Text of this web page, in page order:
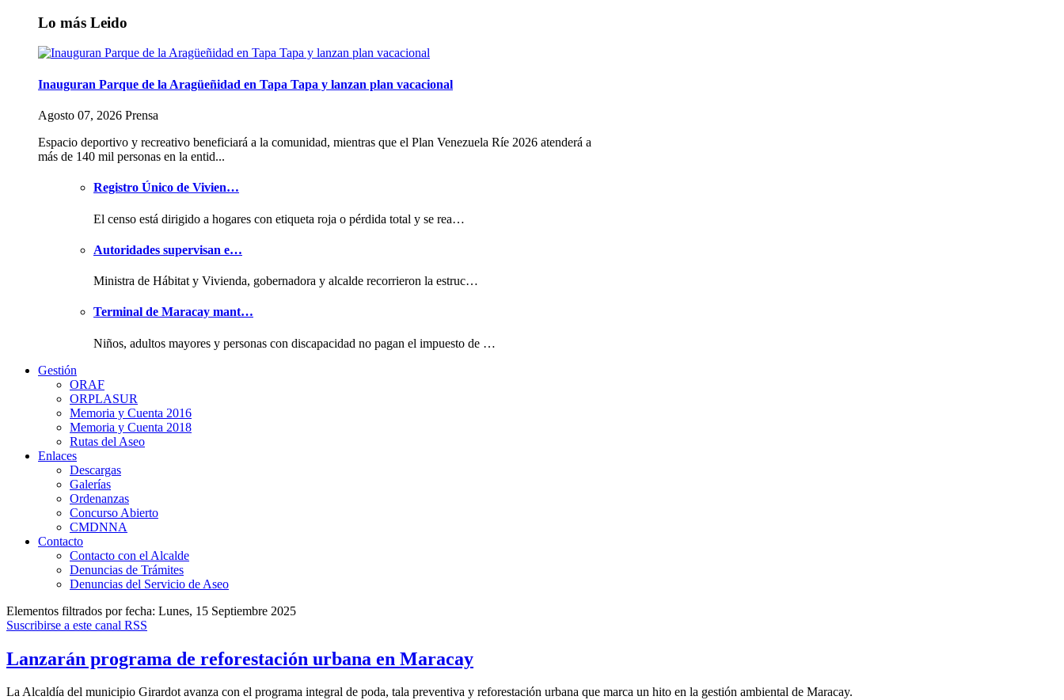
Lo más Leido
Inauguran Parque de la Aragüeñidad en Tapa Tapa y lanzan plan vacacional
Agosto 07, 2026 Prensa
Espacio deportivo y recreativo beneficiará a la comunidad, mientras que el Plan Venezuela Ríe 2026 atenderá a
más de 140 mil personas en la entid...
Registro Único de Vivien…
El censo está dirigido a hogares con etiqueta roja o pérdida total y se rea…
Autoridades supervisan e…
Ministra de Hábitat y Vivienda, gobernadora y alcalde recorrieron la estruc…
Terminal de Maracay mant…
Niños, adultos mayores y personas con discapacidad no pagan el impuesto de …
Gestión
ORAF
ORPLASUR
Memoria y Cuenta 2016
Memoria y Cuenta 2018
Rutas del Aseo
Enlaces
Descargas
Galerías
Ordenanzas
Concurso Abierto
CMDNNA
Contacto
Contacto con el Alcalde
Denuncias de Trámites
Denuncias del Servicio de Aseo
Elementos filtrados por fecha: Lunes, 15 Septiembre 2025
Suscribirse a este canal RSS
Lanzarán programa de reforestación urbana en Maracay
La Alcaldía del municipio Girardot avanza con el programa integral de poda, tala preventiva y reforestación urbana que marca un hito en la gestión ambiental de Maracay.